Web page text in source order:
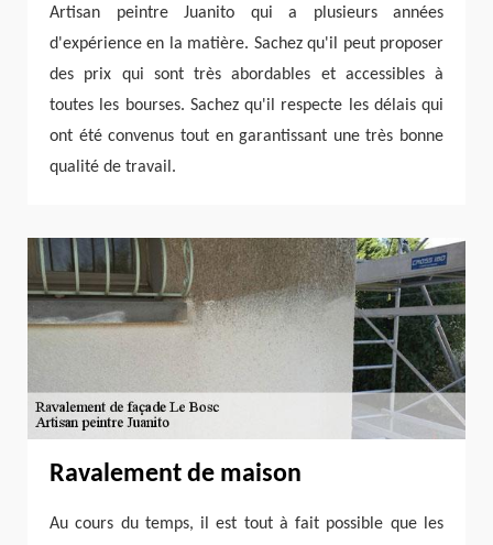
Artisan peintre Juanito qui a plusieurs années
d'expérience en la matière. Sachez qu'il peut proposer
des prix qui sont très abordables et accessibles à
toutes les bourses. Sachez qu'il respecte les délais qui
ont été convenus tout en garantissant une très bonne
qualité de travail.
Ravalement de maison
Au cours du temps, il est tout à fait possible que les